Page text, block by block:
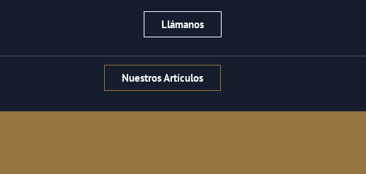
Llámanos
Nuestros Artículos